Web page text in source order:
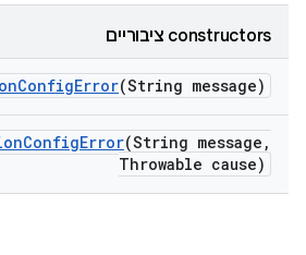
‫constructors ציבוריים
ConfigError(String message)
ConfigError(String message ,
Throwable cause)